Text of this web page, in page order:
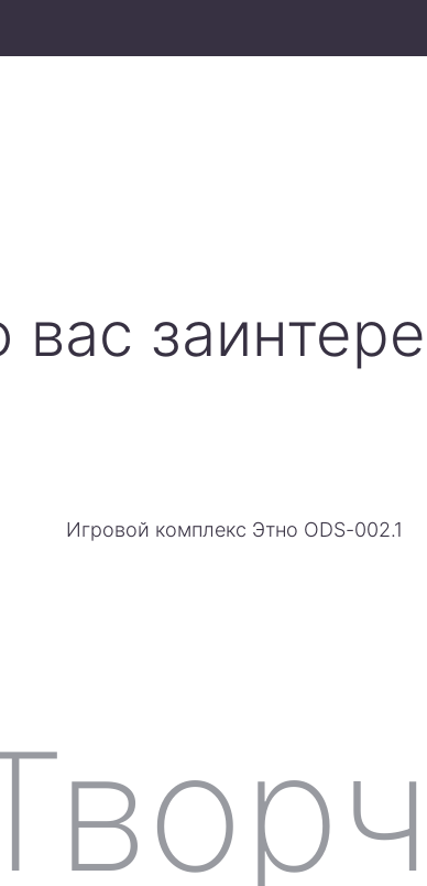
Игровой комплекс Этно ODS-002.1